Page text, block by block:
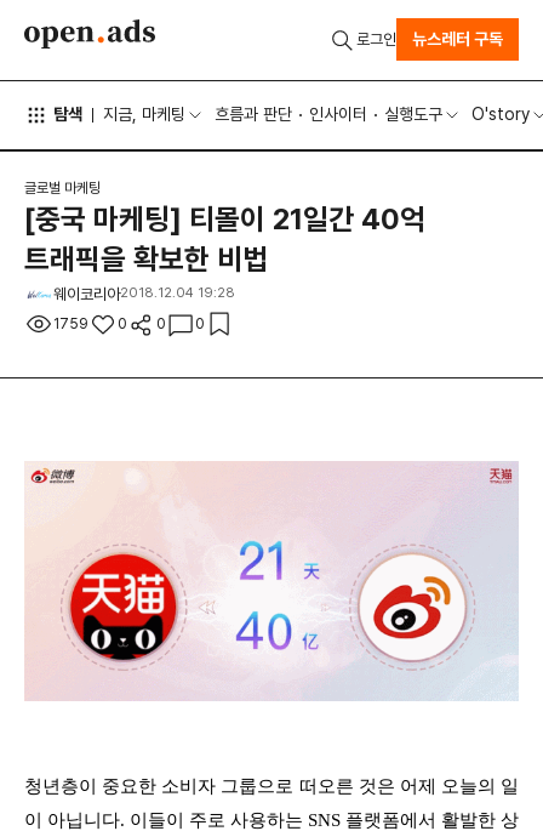
탐색 지금, 마케팅 흐름과 판단 인사이터 실행도구 O'story
로그인 뉴스레터 구독
글로벌 마케팅
[중국 마케팅] 티몰이 21일간 40억
트래픽을 확보한 비법
웨이코리아2018.12.04 19:28
1759 0 0 0
청년층이 중요한 소비자 그룹으로 떠오른 것은 어제 오늘의 일
이 아닙니다. 이들이 주로 사용하는 SNS 플랫폼에서 활발한 상